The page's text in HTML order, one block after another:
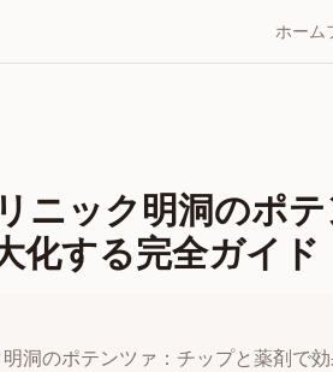
ホーム
ニック明洞のポ
化する完全ガイド
洞のポテンツァ：チップと薬剤で